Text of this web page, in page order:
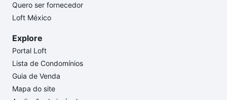
Quero ser fornecedor
Loft México
Explore
Portal Loft
Lista de Condomínios
Guia de Venda
Mapa do site